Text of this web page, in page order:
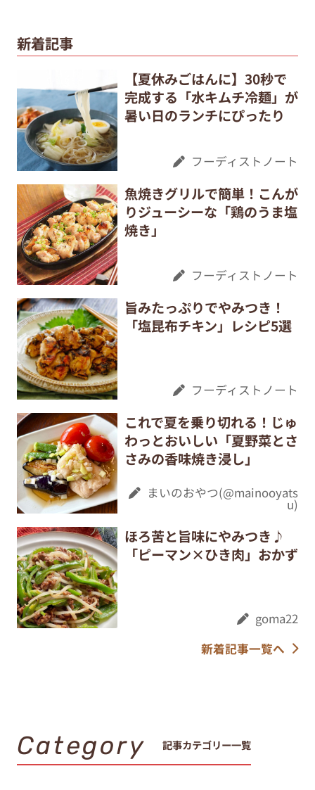
新着記事
【夏休みごはんに】30秒で
完成する「水キムチ冷麺」が
暑い日のランチにぴったり
フーディストノート
魚焼きグリルで簡単！こんが
りジューシーな「鶏のうま塩
焼き」
フーディストノート
旨みたっぷりでやみつき！
「塩昆布チキン」レシピ5選
フーディストノート
これで夏を乗り切れる！じゅ
わっとおいしい「夏野菜とさ
さみの香味焼き浸し」
まいのおやつ(@mainooyats
u)
ほろ苦と旨味にやみつき♪
「ピーマン×ひき肉」おかず
goma22
新着記事一覧へ
Category 記事カテゴリー一覧